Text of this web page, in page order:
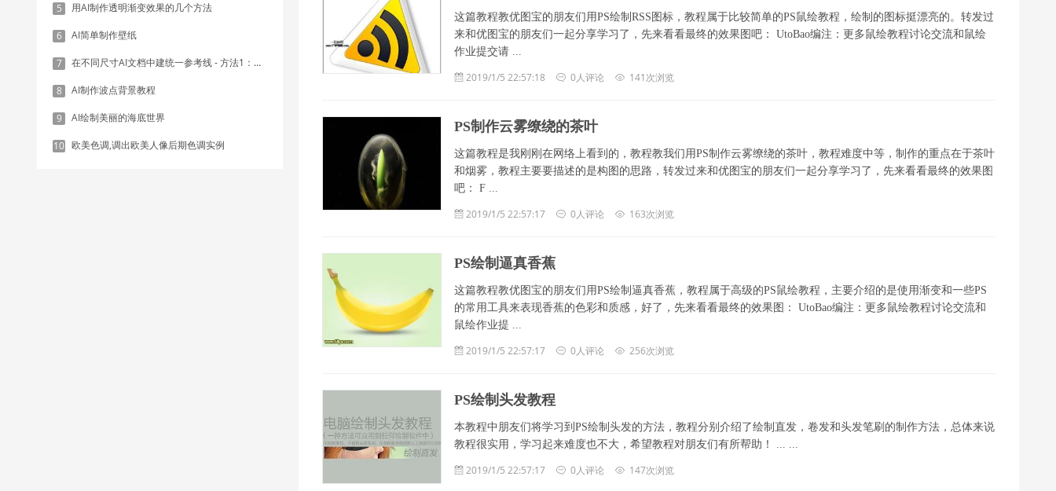
5 用AI制作透明渐变效果的几个方法
6 AI简单制作壁纸
7 在不同尺寸AI文档中建统一参考线 - 方法1：对齐和分布
8 AI制作波点背景教程
9 AI绘制美丽的海底世界
10 欧美色调,调出欧美人像后期色调实例
这篇教程教优图宝的朋友们用PS绘制RSS图标，教程属于比较简单的PS鼠绘教程，绘制的图标挺漂亮的。转发过
来和优图宝的朋友们一起分享学习了，先来看看最终的效果图吧： UtoBao编注：更多鼠绘教程讨论交流和鼠绘
作业提交请 ...
2019/1/5 22:57:18 0人评论 141次浏览
PS制作云雾缭绕的茶叶
这篇教程是我刚刚在网络上看到的，教程教我们用PS制作云雾缭绕的茶叶，教程难度中等，制作的重点在于茶叶
和烟雾，教程主要要描述的是构图的思路，转发过来和优图宝的朋友们一起分享学习了，先来看看最终的效果图
吧： F ...
2019/1/5 22:57:17 0人评论 163次浏览
PS绘制逼真香蕉
这篇教程教优图宝的朋友们用PS绘制逼真香蕉，教程属于高级的PS鼠绘教程，主要介绍的是使用渐变和一些PS
的常用工具来表现香蕉的色彩和质感，好了，先来看看最终的效果图： UtoBao编注：更多鼠绘教程讨论交流和
鼠绘作业提 ...
2019/1/5 22:57:17 0人评论 256次浏览
PS绘制头发教程
本教程中朋友们将学习到PS绘制头发的方法，教程分别介绍了绘制直发，卷发和头发笔刷的制作方法，总体来说
教程很实用，学习起来难度也不大，希望教程对朋友们有所帮助！ ... ...
2019/1/5 22:57:17 0人评论 147次浏览